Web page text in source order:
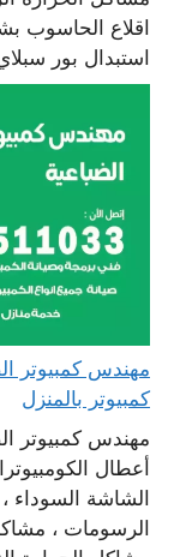
اقلاع الحاسوب
استبدال بور
كمبيوتر بالمنزل
مهندس كمبيوتر
أعطال
الشاشة
الرسومات ،